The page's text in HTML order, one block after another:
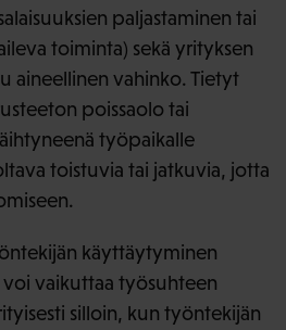
paljastaminen tai
toiminta) sekä yrityksen
aineellinen vahinko. Tietyt
poissaolo tai
työpaikalle
toistuvia tai jatkuvia, jotta
käyttäytyminen
vaikuttaa työsuhteen
silloin, kun työntekijän